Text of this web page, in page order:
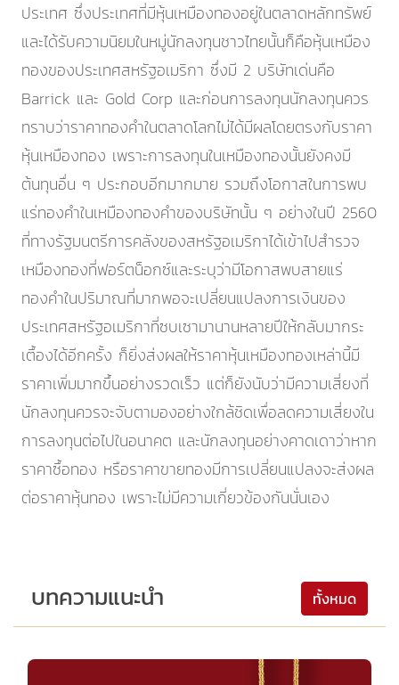
ประเทศ ซึ่งประเทศที่มีหุ้นเหมืองทองอยู่ในตลาดหลักทรัพย์
และได้รับความนิยมในหมู่นักลงทุนชาวไทยนั้นก็คือหุ้นเหมือง
ทองของประเทศสหรัฐอเมริกา ซึ่งมี 2 บริษัทเด่นคือ
Barrick และ Gold Corp และก่อนการลงทุนนักลงทุนควร
ทราบว่าราคาทองคำในตลาดโลกไม่ได้มีผลโดยตรงกับราคา
หุ้นเหมืองทอง เพราะการลงทุนในเหมืองทองนั้นยังคงมี
ต้นทุนอื่น ๆ ประกอบอีกมากมาย รวมถึงโอกาสในการพบ
แร่ทองคำในเหมืองทองคำของบริษัทนั้น ๆ อย่างในปี 2560
ที่ทางรัฐมนตรีการคลังของสหรัฐอเมริกาได้เข้าไปสำรวจ
เหมืองทองที่ฟอร์ตน็อกซ์และระบุว่ามีโอกาสพบสายแร่
ทองคำในปริมาณที่มากพอจะเปลี่ยนแปลงการเงินของ
ประเทศสหรัฐอเมริกาที่ซบเซามานานหลายปีให้กลับมากระ
เตื้องได้อีกครั้ง ก็ยิ่งส่งผลให้ราคาหุ้นเหมืองทองเหล่านี้มี
ราคาเพิ่มมากขึ้นอย่างรวดเร็ว แต่ก็ยังนับว่ามีความเสี่ยงที่
นักลงทุนควรจะจับตามองอย่างใกล้ชิดเพื่อลดความเสี่ยงใน
การลงทุนต่อไปในอนาคต และนักลงทุนอย่างคาดเดาว่าหาก
ราคาซื้อทอง หรือราคาขายทองมีการเปลี่ยนแปลงจะส่งผล
ต่อราคาหุ้นทอง เพราะไม่มีความเกี่ยวข้องกันนั่นเอง
บทความแนะนำ ทั้งหมด